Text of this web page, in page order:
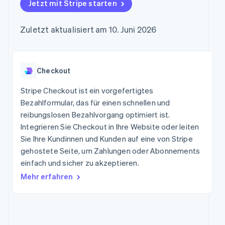
Zugriff auf mehr als
Terminal
Optimierung der
Autorisierungsraten
Link
Beschleunigter
Bezahlvorgang
Financial
Connections
Verbundene
Finanzdaten
Data Pipeline
Datensynchronisierung
Product roadmap
Geldmanagement
SaaS
KI-Unternehmen
Creator Economy
Gaming
Bewirtung, Reisen und
Freizeit
Versicherungen
Medien und
Unterhaltung
Gemeinnützige
Organisationen
Fachdienstleistungen
Einzelhandel
Marktplatz auf
Abonnementverwaltung
nutzungsbasierte
geht´s
Bereitstellung und
Verwaltung von
Diensten mit Agenten
Ressourcen
App-Integrationen
Entwickler-Blog
Produkt-Roadmap
Karriere
Stripe Press
Kontakt
Sales-Team
kontaktieren
Partner werden
Jetzt mit Stripe starten
Zuletzt aktualisiert am 10. Juni 2026
Checkout
Stripe Checkout ist ein vorgefertigtes
Bezahlformular, das für einen schnellen und
reibungslosen Bezahlvorgang optimiert ist.
Integrieren Sie Checkout in Ihre Website oder leiten
Sie Ihre Kundinnen und Kunden auf eine von Stripe
gehostete Seite, um Zahlungen oder Abonnements
einfach und sicher zu akzeptieren.
Mehr erfahren